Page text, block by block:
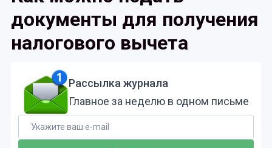
документы для получения
налогового вычета
Рассылка журнала
Главное за неделю в одном письме